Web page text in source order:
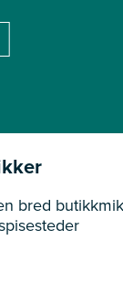
bred